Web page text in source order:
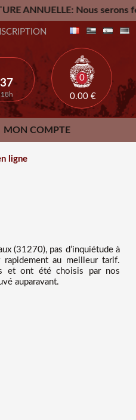
Nous serons fermés du
0
0.00 €
MON COMPTE
ligne
(31270), pas d’inquiétude à
rapidement au meilleur tarif.
et ont été choisis par nos
auparavant.